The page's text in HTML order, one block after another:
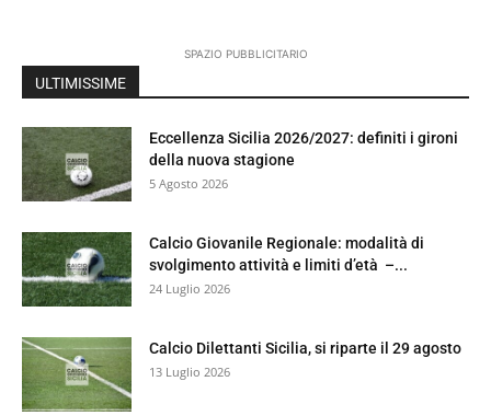
SPAZIO PUBBLICITARIO
ULTIMISSIME
Eccellenza Sicilia 2026/2027: definiti i gironi
della nuova stagione
5 Agosto 2026
Calcio Giovanile Regionale: modalità di
svolgimento attività e limiti d’età –...
24 Luglio 2026
Calcio Dilettanti Sicilia, si riparte il 29 agosto
13 Luglio 2026